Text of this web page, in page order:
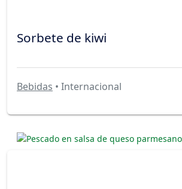
Sorbete de kiwi
Bebidas • Internacional